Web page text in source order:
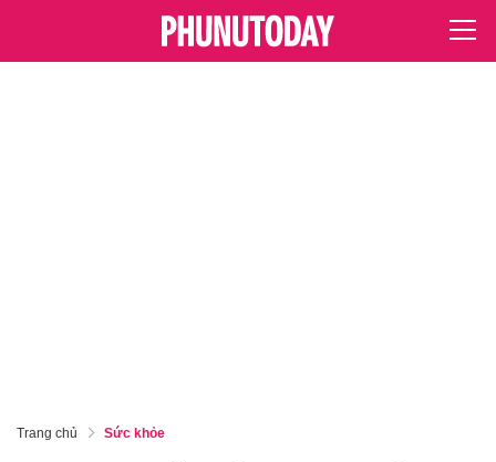
Trang chủ Sức khỏe